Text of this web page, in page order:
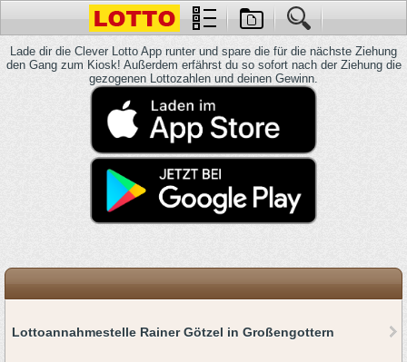
Lade dir die Clever Lotto App runter und spare die für die nächste Ziehung
den Gang zum Kiosk! Außerdem erfährst du so sofort nach der Ziehung die
gezogenen Lottozahlen und deinen Gewinn.
Lottoannahmestelle Rainer Götzel in Großengottern